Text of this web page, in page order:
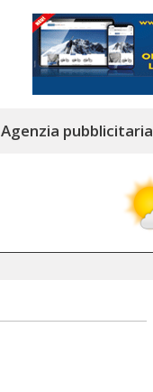
Agenzia pubblicitaria